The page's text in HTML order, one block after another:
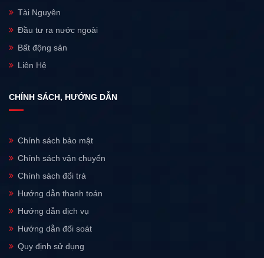
Tài Nguyên
Đầu tư ra nước ngoài
Bất động sản
Liên Hệ
CHÍNH SÁCH, HƯỚNG DẪN
Chính sách bảo mật
Chính sách vận chuyển
Chính sách đổi trả
Hướng dẫn thanh toán
Hướng dẫn dịch vụ
Hướng dẫn đối soát
Quy định sử dụng